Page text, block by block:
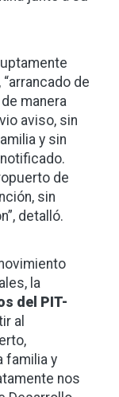
de
manera
aviso, sin
y sin
de
sin
detalló.
la
del PIT-
al
familia y
nos